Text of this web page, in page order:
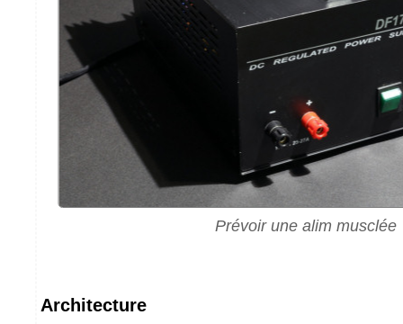
Prévoir une alim musclée
Architecture